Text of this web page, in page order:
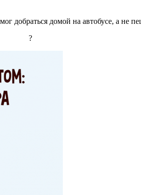
добраться домой на автобусе, а не
?